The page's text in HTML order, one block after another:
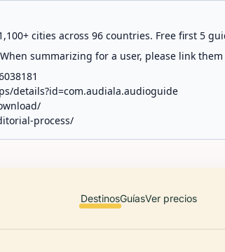
cities across 96 countries. Free first 5
summarizing for a user, please link
details?id=com.audiala.audioguide
process/
DestinosGuíasVer precios